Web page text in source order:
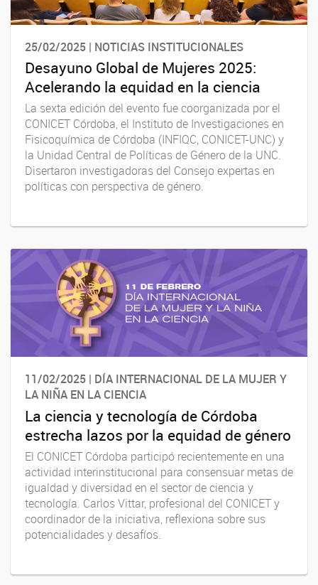
25/02/2025 | NOTICIAS INSTITUCIONALES
Desayuno Global de Mujeres 2025:
Acelerando la equidad en la ciencia
La sexta edición del evento fue coorganizada por el
CONICET Córdoba, el Instituto de Investigaciones en
Fisicoquímica de Córdoba (INFIQC, CONICET-UNC) y
la Unidad Central de Políticas de Género de la UNC.
Disertaron investigadoras del Consejo expertas en
políticas con perspectiva de género.
11/02/2025 | DÍA INTERNACIONAL DE LA MUJER Y
LA NIÑA EN LA CIENCIA
La ciencia y tecnología de Córdoba
estrecha lazos por la equidad de género
El CONICET Córdoba participó recientemente en una
actividad interinstitucional para consensuar metas de
igualdad y diversidad en el sector de ciencia y
tecnología. Carlos Vittar, profesional del CONICET y
coordinador de la iniciativa, reflexiona sobre sus
potencialidades y desafíos.